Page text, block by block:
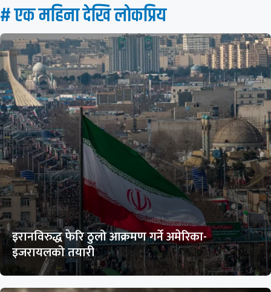
# एक महिना देखि लाेकप्रिय
इरानविरुद्ध फेरि ठुलो आक्रमण गर्ने अमेरिका-
इजरायलको तयारी